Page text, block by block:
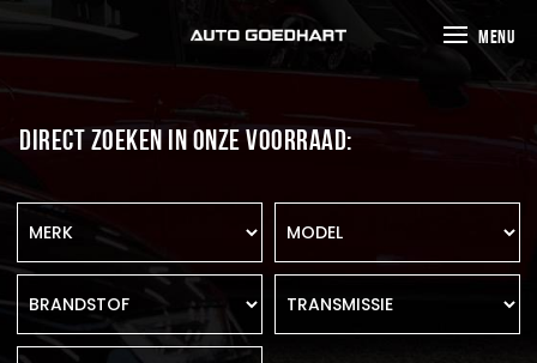
MENU
DIRECT ZOEKEN IN ONZE VOORRAAD: